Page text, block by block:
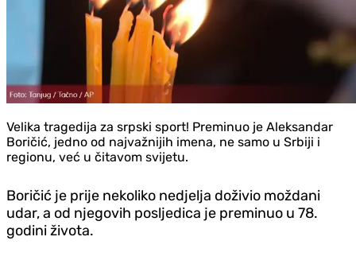
Velika tragedija za srpski sport! Preminuo je Aleksandar
Boričić, jedno od najvažnijih imena, ne samo u Srbiji i
regionu, već u čitavom svijetu.
Boričić je prije nekoliko nedjelja doživio moždani
udar, a od njegovih posljedica je preminuo u 78.
godini života.